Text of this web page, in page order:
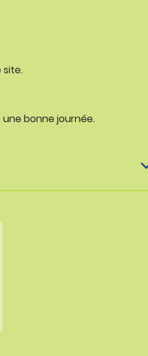
site.
bonne journée.